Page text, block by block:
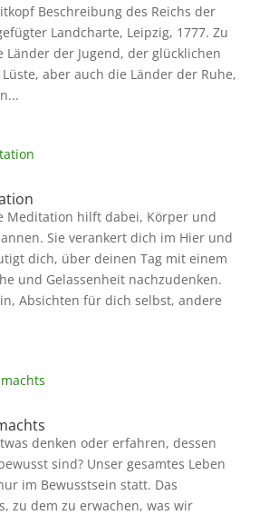
Beschreibung des Reichs der
Landcharte, Leipzig, 1777. Zu
Länder der Jugend, der glücklichen
aber auch die Länder der Ruhe,
Meditation hilft dabei, Körper und
Sie verankert dich im Hier und
dich, über deinen Tag mit einem
und Gelassenheit nachzudenken.
Absichten für dich selbst, andere
denken oder erfahren, dessen
sind? Unser gesamtes Leben
im Bewusstsein statt. Das
zu dem zu erwachen, was wir